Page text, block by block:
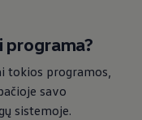
ir įrangos.
informaciją apie
programa?
tokios programos,
savo
sistemoje.